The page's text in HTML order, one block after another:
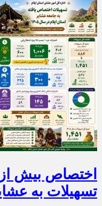
تسهیلات به عشایر